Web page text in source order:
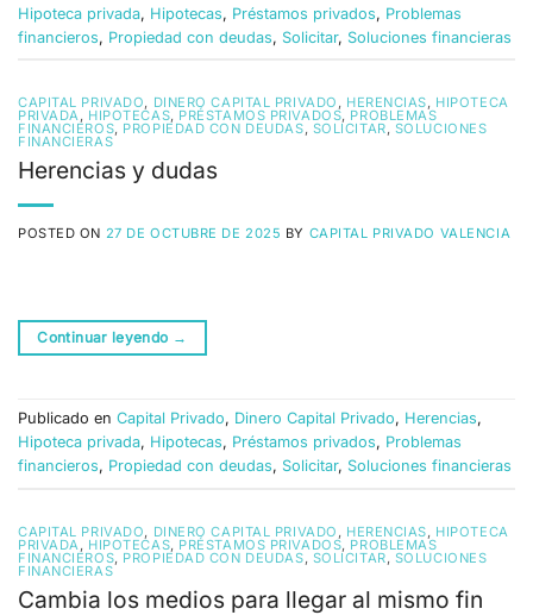
Hipoteca privada, Hipotecas, Préstamos privados, Problemas
financieros, Propiedad con deudas, Solicitar, Soluciones financieras
CAPITAL PRIVADO, DINERO CAPITAL PRIVADO , HERENCIAS, HIPOTECA
PRIVADA, HIPOTECAS, PRÉSTAMOS PRIVADOS, PROBLEMAS
FINANCIEROS, PROPIEDAD CON DEUDAS, SOLICITAR, SOLUCIONES
FINANCIERAS
Herencias y dudas
POSTED ON 27 DE OCTUBRE DE 2025 BY CAPITAL PRIVADO VALENCIA
Continuar leyendo →
Publicado en Capital Privado, Dinero Capital Privado, Herencias,
Hipoteca privada, Hipotecas, Préstamos privados, Problemas
financieros, Propiedad con deudas, Solicitar, Soluciones financieras
CAPITAL PRIVADO, DINERO CAPITAL PRIVADO , HERENCIAS, HIPOTECA
PRIVADA, HIPOTECAS, PRÉSTAMOS PRIVADOS, PROBLEMAS
FINANCIEROS, PROPIEDAD CON DEUDAS, SOLICITAR, SOLUCIONES
FINANCIERAS
Cambia los medios para llegar al mismo fin